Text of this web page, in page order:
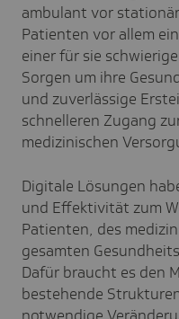
ambulant vor
Patienten vor allem
einer für sie
Sorgen um ihre
und zuverlässige
schnelleren Zugang
medizinischen
Digitale Lösungen
und Effektivität zum
Patienten, des
gesamten
Dafür braucht es den
bestehende